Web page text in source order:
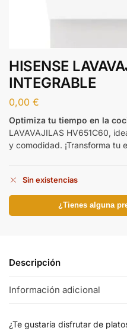
HISENSE
INTEGRABLE
0,00 €
Optimiza tu tiempo en la
LAVAVAJILAS HV651C60,
y comodidad. ¡Transforma tu
Sin existencias
¿Tienes alguna
Descripción
Información adicional
¿Te gustaría disfrutar de